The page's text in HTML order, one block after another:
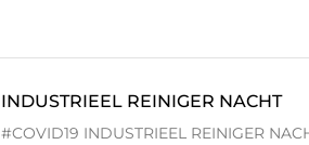
INDUSTRIEEL REINIGER NACHT
#COVID19 INDUSTRIEEL REINIGER